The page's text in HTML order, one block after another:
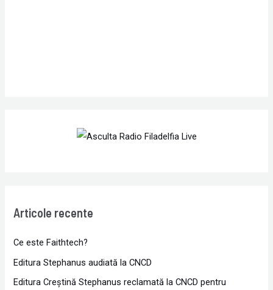
Articole recente
Ce este Faithtech?
Editura Stephanus audiată la CNCD
Editura Creștină Stephanus reclamată la CNCD pentru